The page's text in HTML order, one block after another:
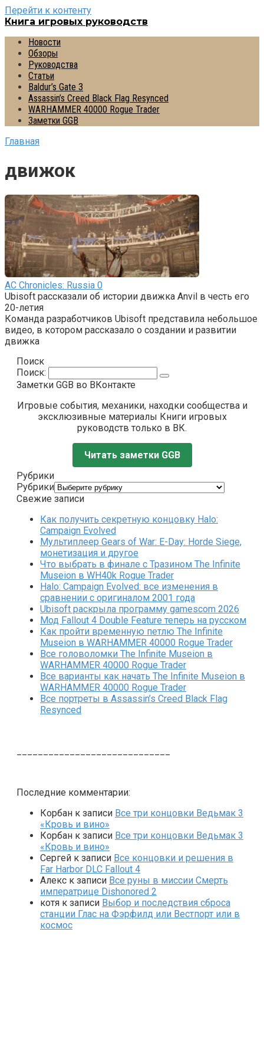
Перейти к контенту
Книга игровых руководств
Новости
Обзоры
Руководства
Статьи
Baldur’s Gate 3
Assassin’s Creed Black Flag Resynced
WARHAMMER 40000 Rogue Trader
Заметки GGB
Главная
движок
AC Chronicles: Russia 0
Ubisoft рассказали об истории движка Anvil в честь его
20-летия
Команда разработчиков Ubisoft представила небольшое
видео, в котором рассказало о создании и развитии
движка
Поиск
Поиск:
Заметки GGB во ВКонтакте
Игровые события, механики, находки сообщества и
эксклюзивные материалы Книги игровых
руководств только в ВК.
Читать заметки GGB
Рубрики
Рубрики
Свежие записи
Как получить секретную концовку Halo:
Campaign Evolved
Мультиплеер Gears of War: E-Day: Horde Siege,
монетизация и другое
Что выбрать в финале с Тразином The Infinite
Museion в WH40k Rogue Trader
Halo: Campaign Evolved: все изменения в
сравнении с оригиналом 2001 года
Ubisoft раскрыла программу gamescom 2026
Мод Fallout 4 Double Feature теперь на русском
Как пройти временную петлю The Infinite
Museion в WARHAMMER 40000 Rogue Trader
Все головоломки The Infinite Museion в
WARHAMMER 40000 Rogue Trader
Все варианты как начать The Infinite Museion в
WARHAMMER 40000 Rogue Trader
Все портреты в Assassin’s Creed Black Flag
Resynced
Последние комментарии:
Корбан к записи Все три концовки Ведьмак 3
«Кровь и вино»
Корбан к записи Все три концовки Ведьмак 3
«Кровь и вино»
Сергей к записи Все концовки и решения в
Far Harbor DLC Fallout 4
Алекс к записи Все руны в миссии Смерть
императрице Dishonored 2
котя к записи Выбор и последствия сброса
станции Глас на Фэрфилд или Вестпорт или в
космос